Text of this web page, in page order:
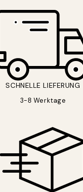
SCHNELLE LIEFERUNG
3-8 Werktage